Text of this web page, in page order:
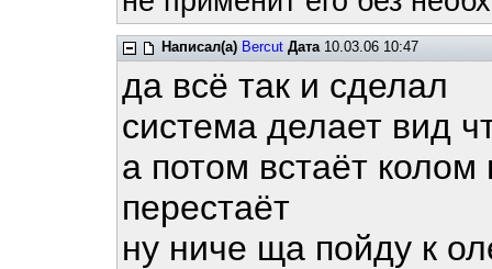
Написал(а) Bercut Дата10.03.06 10:47
да всё так и сделал
система делает вид
а потом встаёт колом
перестаёт
ну ниче ща пойду к